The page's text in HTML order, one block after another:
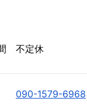
不定休
090-1579-6968